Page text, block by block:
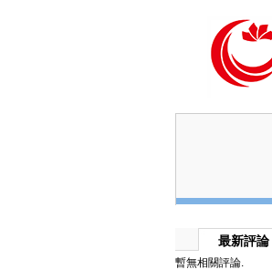
最新評論
暫無相關評論.